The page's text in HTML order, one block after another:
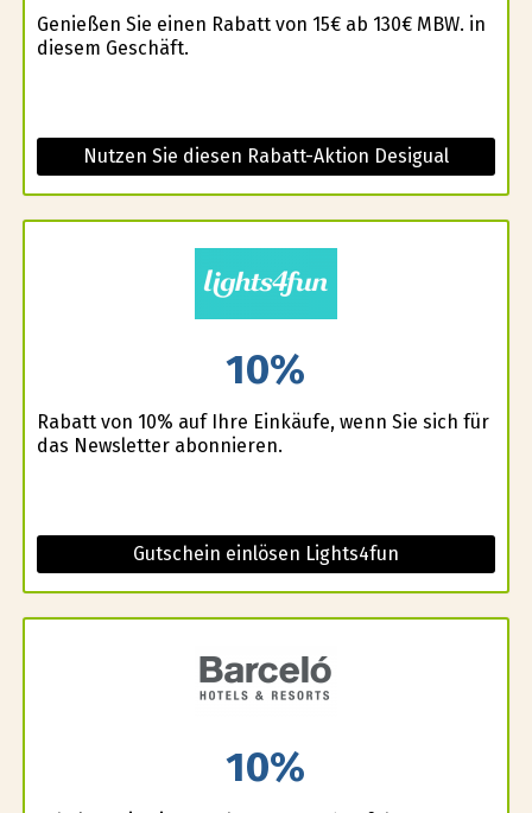
Genießen Sie einen Rabatt von 15€ ab 130€ MBW. in
diesem Geschäft.
Nutzen Sie diesen Rabatt-Aktion Desigual
10%
Rabatt von 10% auf Ihre Einkäufe, wenn Sie sich für
das Newsletter abonnieren.
Gutschein einlösen Lights4fun
10%